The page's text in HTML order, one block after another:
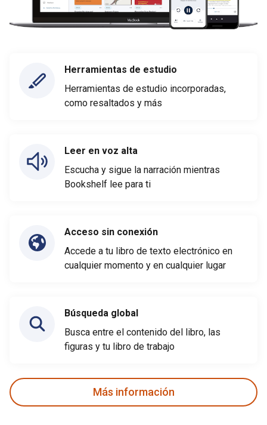
Herramientas de estudio
Herramientas de estudio incorporadas,
como resaltados y más
Leer en voz alta
Escucha y sigue la narración mientras
Bookshelf lee para ti
Acceso sin conexión
Accede a tu libro de texto electrónico en
cualquier momento y en cualquier lugar
Búsqueda global
Busca entre el contenido del libro, las
figuras y tu libro de trabajo
Más información